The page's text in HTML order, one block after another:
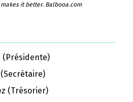
it better. Balbooa.com
(Présidente)
(Trésorier)